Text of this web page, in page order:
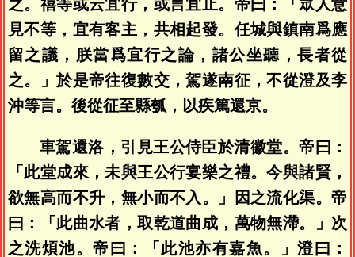
之。禧等或云宜行，或言宜止。帝曰：「眾人意
見不等，宜有客主，共相起發。任城與鎮南爲應
留之議，朕當爲宜行之論，諸公坐聽，長者從
之。」於是帝往復數交，駕遂南征，不從澄及李
沖等言。後從征至縣瓠，以疾篤還京。
車駕還洛，引見王公侍臣於清徽堂。帝曰：
「此堂成來，未與王公行宴樂之禮。今與諸賢，
欲無高而不升，無小而不入。」因之流化渠。帝
曰：「此曲水者，取乾道曲成，萬物無滯。」次
之洗煩池。帝曰：「此池亦有嘉魚。」澄曰：